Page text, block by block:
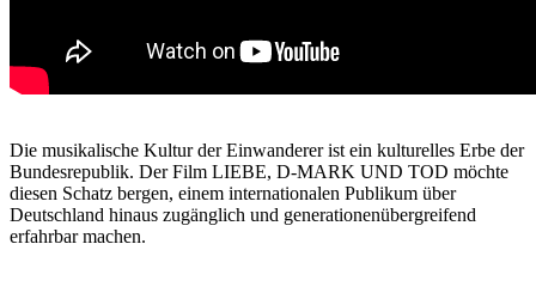
Die musikalische Kultur der Einwanderer ist ein kulturelles Erbe der
Bundesrepublik. Der Film LIEBE, D-MARK UND TOD möchte
diesen Schatz bergen, einem internationalen Publikum über
Deutschland hinaus zugänglich und generationenübergreifend
erfahrbar machen.